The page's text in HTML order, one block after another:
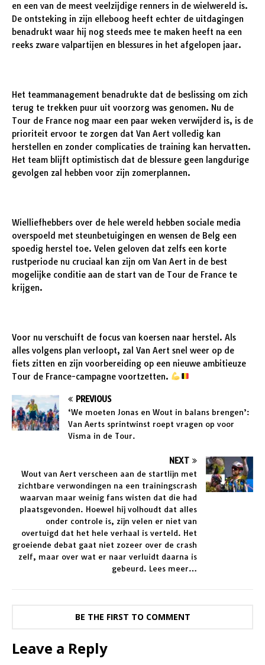
en een van de meest veelzijdige renners in de wielwereld is.
De ontsteking in zijn elleboog heeft echter de uitdagingen
benadrukt waar hij nog steeds mee te maken heeft na een
reeks zware valpartijen en blessures in het afgelopen jaar.
Het teammanagement benadrukte dat de beslissing om zich
terug te trekken puur uit voorzorg was genomen. Nu de
Tour de France nog maar een paar weken verwijderd is, is de
prioriteit ervoor te zorgen dat Van Aert volledig kan
herstellen en zonder complicaties de training kan hervatten.
Het team blijft optimistisch dat de blessure geen langdurige
gevolgen zal hebben voor zijn zomerplannen.
Wielliefhebbers over de hele wereld hebben sociale media
overspoeld met steunbetuigingen en wensen de Belg een
spoedig herstel toe. Velen geloven dat zelfs een korte
rustperiode nu cruciaal kan zijn om Van Aert in de best
mogelijke conditie aan de start van de Tour de France te
krijgen.
Voor nu verschuift de focus van koersen naar herstel. Als
alles volgens plan verloopt, zal Van Aert snel weer op de
fiets zitten en zijn voorbereiding op een nieuwe ambitieuze
Tour de France-campagne voortzetten.
PREVIOUS
‘We moeten Jonas en Wout in balans brengen’:
Van Aerts sprintwinst roept vragen op voor
Visma in de Tour.
NEXT
Wout van Aert verscheen aan de startlijn met
zichtbare verwondingen na een trainingscrash
waarvan maar weinig fans wisten dat die had
plaatsgevonden. Hoewel hij volhoudt dat alles
onder controle is, zijn velen er niet van
overtuigd dat het hele verhaal is verteld. Het
groeiende debat gaat niet zozeer over de crash
zelf, maar over wat er naar verluidt daarna is
gebeurd. Lees meer…
BE THE FIRST TO COMMENT
Leave a Reply